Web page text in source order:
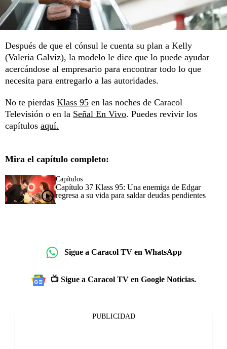
Después de que el cónsul le cuenta su plan a Kelly
(Valeria Galviz), la modelo le dice que lo puede ayudar
acercándose al empresario para encontrar todo lo que
necesita para entregarlo a las autoridades.
No te pierdas Klass 95 en las noches de Caracol
Televisión o en la Señal En Vivo. Puedes revivir los
capítulos aquí.
Mira el capítulo completo:
Capítulos
Capítulo 37 Klass 95: Una enemiga de Edgar
regresa a su vida para saldar deudas pendientes
Sigue a Caracol TV en WhatsApp
📺 Sigue a Caracol TV en Google Noticias.
PUBLICIDAD